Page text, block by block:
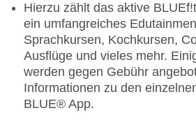
Hierzu zählt das aktive
ein umfangreiches
Sprachkursen, Kochkursen,
Ausflüge und vieles mehr.
werden gegen Gebühr
Informationen zu den
BLUE® App.